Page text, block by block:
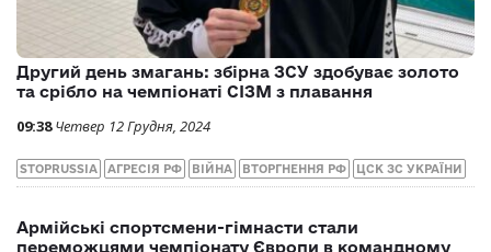
ЦСК ЗС УКРАЇНИ ЦСК ЗСУ